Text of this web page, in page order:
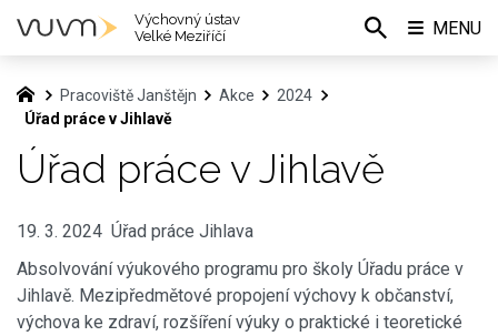
Pracoviště Janštějn Akce
2024
Úřad práce v Jihlavě
Úřad práce v Jihlavě
19. 3. 2024 Úřad práce Jihlava
Absolvování výukového programu pro školy Úřadu práce v
Jihlavě. Mezipředmětové propojení výchovy k občanství,
výchova ke zdraví, rozšíření výuky o praktické i teoretické
Výchovný ústav
Velké Meziříčí
MENU